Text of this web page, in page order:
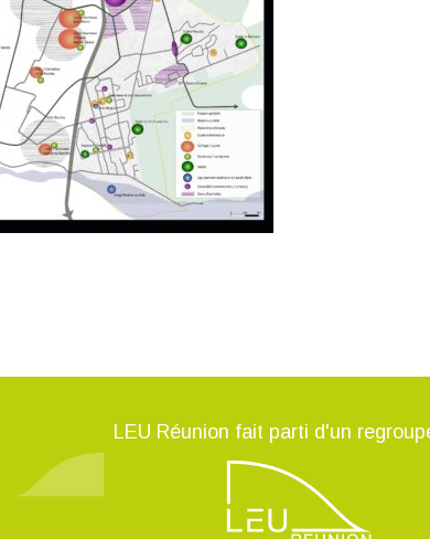
LEU Réunion fait parti d'un